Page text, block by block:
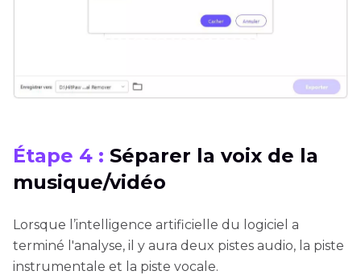
Étape 4 : Séparer la voix de la
musique/vidéo
Lorsque l’intelligence artificielle du logiciel a
terminé l'analyse, il y aura deux pistes audio, la piste
instrumentale et la piste vocale.